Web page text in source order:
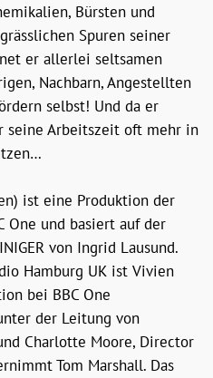
Bürsten und
Spuren seiner
er allerlei seltsamen
Nachbarn, Angestellten
selbst! Und da er
seine Arbeitszeit oft mehr in
ist eine Produktion der
One und basiert auf der
von Ingrid Lausund.
Hamburg UK ist Vivien
bei BBC One
der Leitung von
Charlotte Moore, Director
Tom Marshall. Das